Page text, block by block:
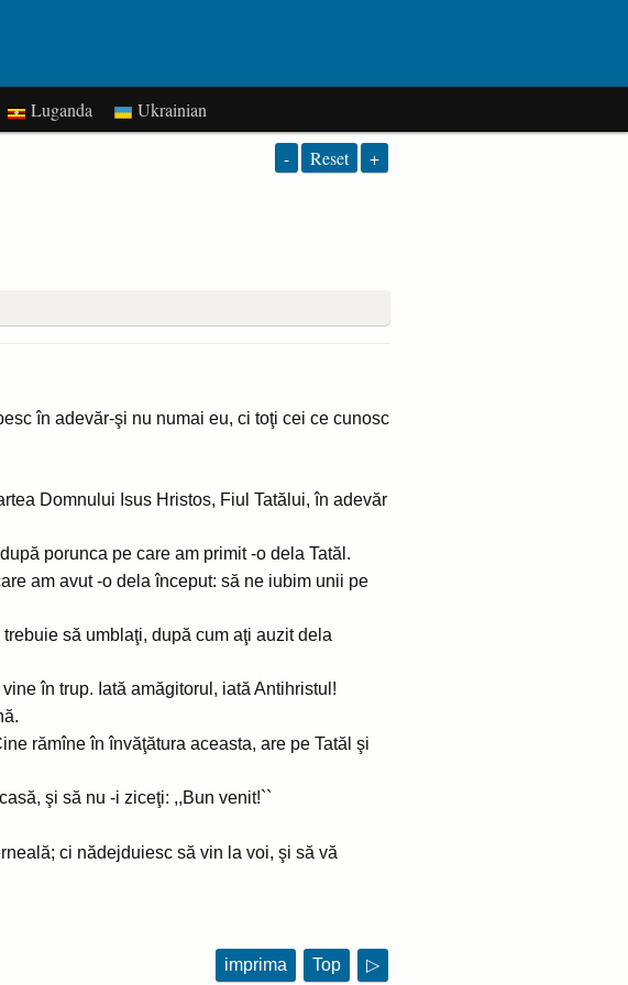
Luganda Ukrainian
- Reset +
în adevăr-şi nu numai eu, ci toţi cei ce cunosc
Domnului Isus Hristos, Fiul Tatălui, în adevăr
porunca pe care am primit -o dela Tatăl.
am avut -o dela început: să ne iubim unii pe
să umblaţi, după cum aţi auzit dela
în trup. Iată amăgitorul, iată Antihristul!
rămîne în învăţătura aceasta, are pe Tatăl şi
şi să nu -i ziceţi: ,,Bun venit!``
ci nădejduiesc să vin la voi, şi să vă
imprima Top ▷